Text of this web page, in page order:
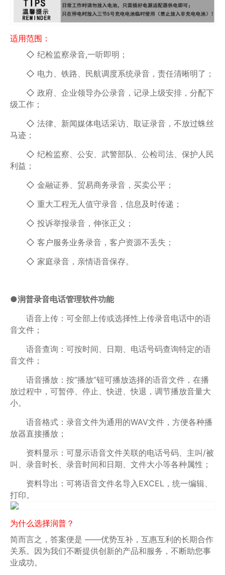
适用范围：
◇ 纪检监察录音,一听即明；
◇ 电力、铁路、民航调度系统录音，责任清晰明了；
◇ 政府、企业领导办公录音，记录上级安排，分配下
级工作；
◇ 法律、新闻媒体电话采访、取证录音，不放过蛛丝
马迹；
◇ 纪检监察、公安、武警部队、公检司法、保护人民
利益；
◇ 金融证券、贸易商务录音，买卖公平；
◇ 重大工程无人值守录音，信息及时传递；
◇ 投诉举报录音，伸张正义；
◇ 客户服务业务录音，客户资源不丢失；
◇ 家庭录音，亲情语音保存。
●润普录音电话管理软件功能
语音上传：可全部上传或选择性上传录音电话中的语
音文件；
语音查询：可按时间、日期、电话号码查询特定的语
音文件；
语音播放：按“播放”钮可播放选择的语音文件，在播
放过程中，可暂停、停止、快进、快退，调节播放音量大
小。
语音格式：录音文件为通用的WAV文件，方便各种播
放器直接播放；
资料显示：可显示语音文件关联的电话号码、主叫/被
叫、录音时长、录音时间和日期、文件大小等各种属性；
资料导出：可将语音文件名导入EXCEL，统一编辑、
打印。
为什么选择润普？
简而言之，答案便是 ——优势互补，互惠互利的长期合作
关系。因为我们不断提供创新的产品和服务，不断助您事
业成功。